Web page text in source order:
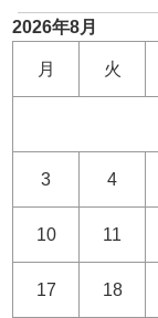
2026年8月
月 火
3 4
10 11
17 18